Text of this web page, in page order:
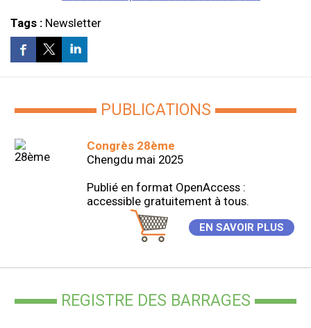
PUBLICATIONS
Congrès 28ème
Chengdu mai 2025
Publié en format OpenAccess :
accessible gratuitement à tous.
EN SAVOIR PLUS
REGISTRE DES BARRAGES
Tags : Newsletter